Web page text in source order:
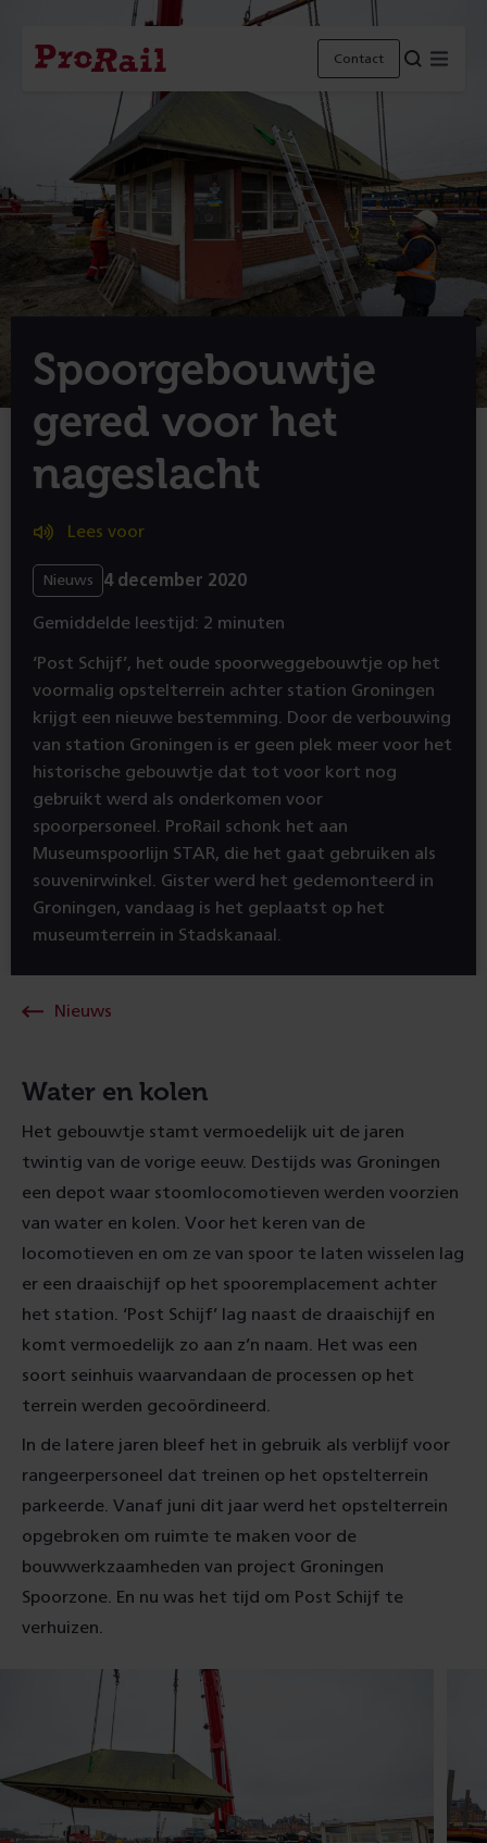
Navigatie
Homepage Contact
Spoorgebouwtje
gered voor het
nageslacht
Lees voor
Nieuws 4 december 2020
Gemiddelde leestijd: 2 minuten
‘Post Schijf’, het oude spoorweggebouwtje op het
voormalig opstelterrein achter station Groningen
krijgt een nieuwe bestemming. Door de verbouwing
van station Groningen is er geen plek meer voor het
historische gebouwtje dat tot voor kort nog
gebruikt werd als onderkomen voor
spoorpersoneel. ProRail schonk het aan
Museumspoorlijn STAR, die het gaat gebruiken als
souvenirwinkel. Gister werd het gedemonteerd in
Groningen, vandaag is het geplaatst op het
museumterrein in Stadskanaal.
Nieuws
Water en kolen
Het gebouwtje stamt vermoedelijk uit de jaren
twintig van de vorige eeuw. Destijds was Groningen
een depot waar stoomlocomotieven werden voorzien
van water en kolen. Voor het keren van de
locomotieven en om ze van spoor te laten wisselen lag
er een draaischijf op het spooremplacement achter
het station. ‘Post Schijf’ lag naast de draaischijf en
komt vermoedelijk zo aan z’n naam. Het was een
soort seinhuis waarvandaan de processen op het
terrein werden gecoördineerd.
In de latere jaren bleef het in gebruik als verblijf voor
rangeerpersoneel dat treinen op het opstelterrein
parkeerde. Vanaf juni dit jaar werd het opstelterrein
opgebroken om ruimte te maken voor de
bouwwerkzaamheden van project Groningen
Spoorzone. En nu was het tijd om Post Schijf te
verhuizen.